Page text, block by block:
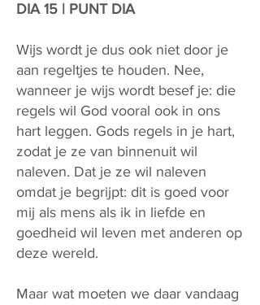
DIA 15 | PUNT DIA
Wijs wordt je dus ook niet door je
aan regeltjes te houden. Nee,
wanneer je wijs wordt besef je: die
regels wil God vooral ook in ons
hart leggen. Gods regels in je hart,
zodat je ze van binnenuit wil
naleven. Dat je ze wil naleven
omdat je begrijpt: dit is goed voor
mij als mens als ik in liefde en
goedheid wil leven met anderen op
deze wereld.
Maar wat moeten we daar vandaag